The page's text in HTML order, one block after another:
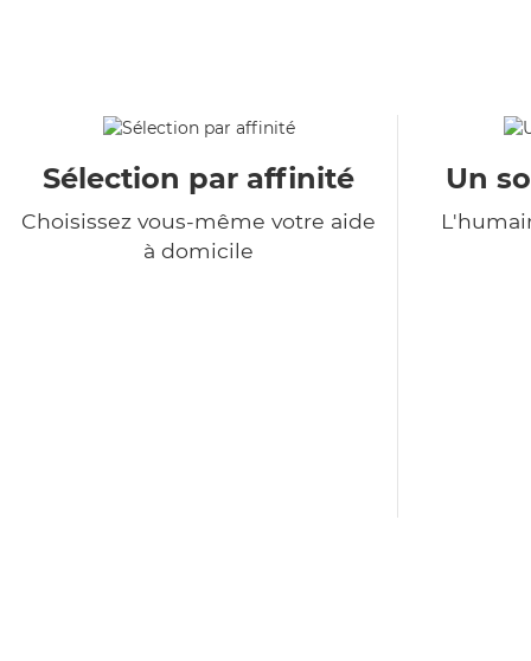
Sélection par affinité
Choisissez vous-même votre aide
à domicile
Un